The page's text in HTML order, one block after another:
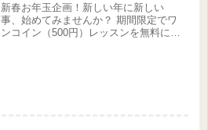
新春お年玉企画！新しい年に新しい
事、始めてみませんか？ 期間限定でワ
ンコイン（500円）レッスンを無料にて